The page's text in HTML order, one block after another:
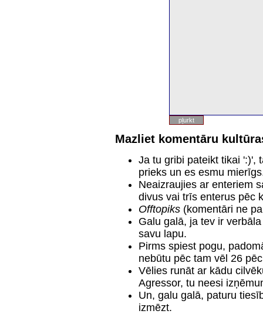
Mazliet komentāru
Ja tu gribi pateikt tikai ':)',
prieks un es esmu
Neaizraujies ar enteriem
divus vai trīs enterus pēc
Offtopiks (komentāri ne
Galu galā, ja tev ir
savu lapu.
Pirms spiest pogu,
nebūtu pēc tam vēl 26
Vēlies runāt ar kādu
Agressor, tu neesi
Un, galu galā, paturu
izmēzt.